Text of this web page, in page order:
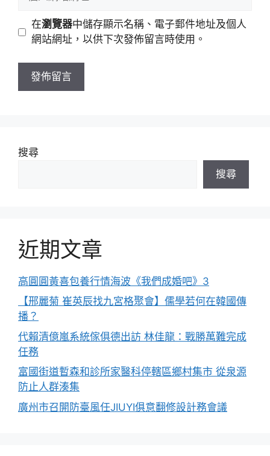
址
站
址
在瀏覽器中儲存顯示名稱、電子郵件地址及個人
網站網址，以供下次發佈留言時使用。
搜尋
搜尋
近期文章
高圓圓黃喜包養行情海波《我們成婚吧》3
【邢麗菊 崔英辰找九宮格聚會】儒學若何在韓國傳
播？
代賴清億嵐系統傢俱德出訪 林佳龍：戰勝萬難完成
任務
富國街道暫森和診所家醫科停轄區鄉村集市 從泉源
防止人群湊集
廣州市召開防臺風任JIUYI俱意翻修設計務會議